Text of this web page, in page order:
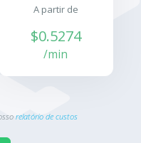
A partir de
$0.5274
/min
relatório de custos